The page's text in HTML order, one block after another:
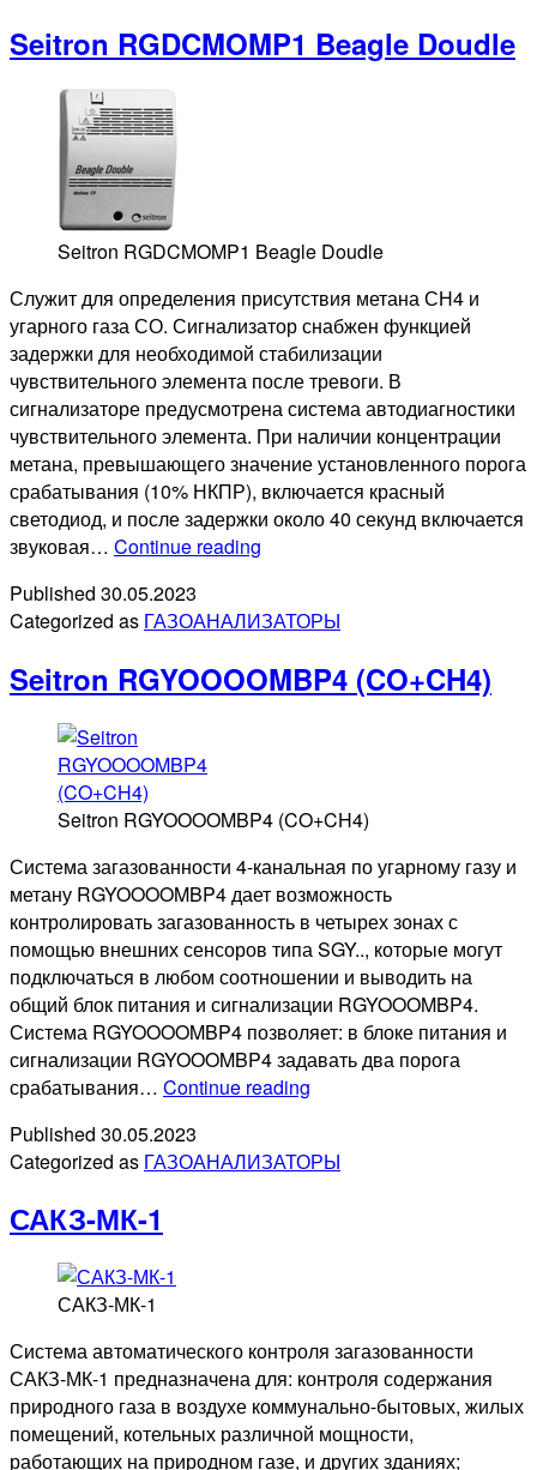
Seitron RGDCMOMP1 Beagle Doudle
Seitron RGDCMOMP1 Beagle Doudle
Служит для определения присутствия метана СН4 и
угарного газа СО. Сигнализатор снабжен функцией
задержки для необходимой стабилизации
чувствительного элемента после тревоги. В
сигнализаторе предусмотрена система автодиагностики
чувствительного элемента. При наличии концентрации
метана, превышающего значение установленного порога
срабатывания (10% НКПР), включается красный
светодиод, и после задержки около 40 секунд включается
звуковая… Continue reading
Doudle
Published 30.05.2023
Categorized as ГАЗОАНАЛИЗАТОРЫ
Seitron RGYOOOOMBP4 (CO+CH4)
Seitron RGYOOOOMBP4 (CO+CH4)
Система загазованности 4-канальная по угарному газу и
метану RGYOOOOMBP4 дает возможность
контролировать загазованность в четырех зонах с
помощью внешних сенсоров типа SGY.., которые могут
подключаться в любом соотношении и выводить на
общий блок питания и сигнализации RGYOOOMBP4.
Система RGYOOOOMBP4 позволяет: в блоке питания и
сигнализации RGYOOOMBP4 задавать два порога
срабатывания… Continue reading
Published 30.05.2023
Categorized as ГАЗОАНАЛИЗАТОРЫ
САКЗ-МК-1
САКЗ-МК-1
Система автоматического контроля загазованности
САКЗ-МК-1 предназначена для: контроля содержания
природного газа в воздухе коммунально-бытовых, жилых
помещений, котельных различной мощности,
работающих на природном газе, и других зданиях;